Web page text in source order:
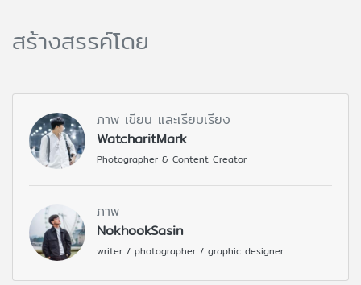
สร้างสรรค์โดย
ภาพ เขียน และเรียบเรียง
WatcharitMark
Photographer & Content Creator
ภาพ
NokhookSasin
writer / photographer / graphic designer